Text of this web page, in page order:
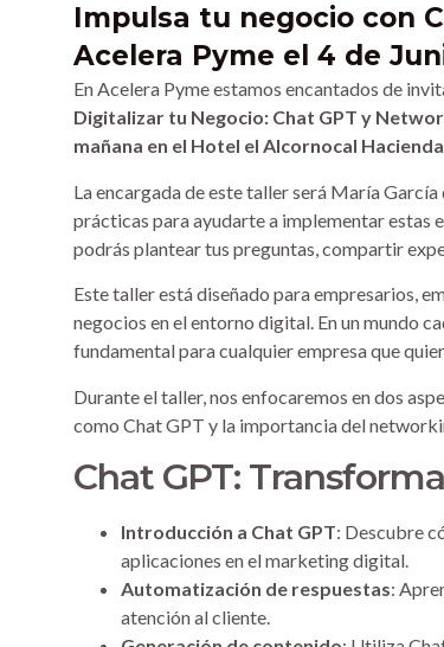
Impulsa tu negocio con
Acelera Pyme el 4 de
En Acelera Pyme estamos encantados de
Digitalizar tu Negocio: Chat GPT y
mañana en el Hotel el Alcornocal
La encargada de este taller será María
prácticas para ayudarte a implementar estas
podrás plantear tus preguntas, compartir
Este taller está diseñado para empresarios,
negocios en el entorno digital. En un mundo
fundamental para cualquier empresa que
Durante el taller, nos enfocaremos en dos
como Chat GPT y la importancia del
Chat GPT:
Introducción a Chat GPT: Descubre
aplicaciones en el marketing digital.
Automatización de respuestas:
atención al cliente.